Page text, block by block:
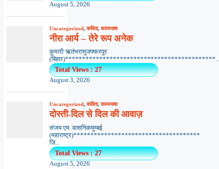
August 5, 2026
Uncategorized,कविता,काव्यभाषा
नीरा आर्य – तेरे रूप अनेक
कुमारी ऋतंभरामुजफ्फरपुर
Total Views : 27
August 3, 2026
Uncategorized,कविता,काव्यभाषा
दोस्ती-दिल से दिल की आवाज़
संजय एम. वासनिकमुम्बई
(महाराष्ट्र)*************************************
ज़ि...
Total Views : 27
August 5, 2026